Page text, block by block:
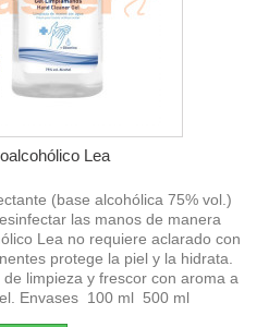
Lea
(base alcohólica 75% vol.)
las manos de manera
Lea no requiere aclarado con
protege la piel y la hidrata.
limpieza y frescor con aroma a
Envases 100 ml 500 ml